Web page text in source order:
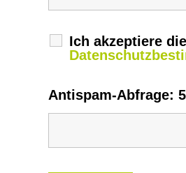
Ich akzeptiere die
Antispam-Abfrage: